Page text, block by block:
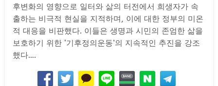
후변화의 영향으로 일터와 삶의 터전에서 희생자가 속
출하는 비극적 현실을 지적하며, 이에 대한 정부의 미온
적 대응을 비판했다. 이들은 생명과 시민의 존엄한 삶을
보호하기 위한 ‘기후정의운동’의 지속적인 추진을 강조
했다….